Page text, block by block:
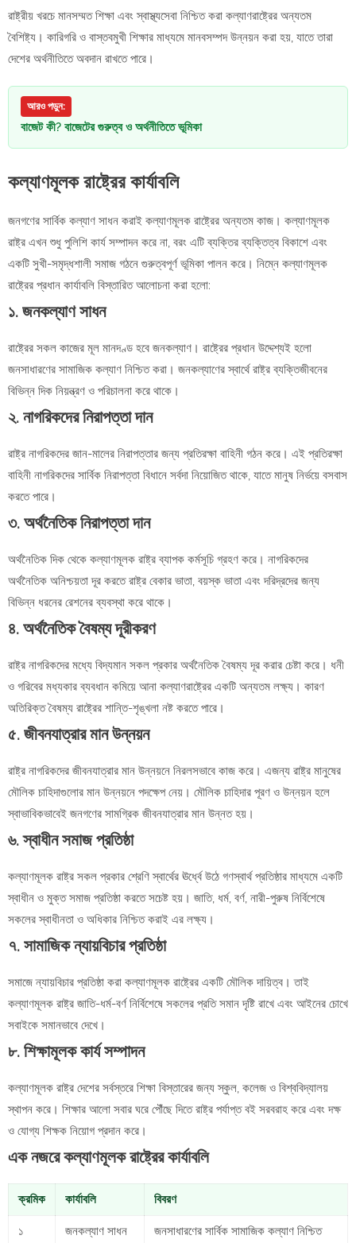
রাষ্ট্রীয় খরচে মানসম্মত শিক্ষা এবং স্বাস্থ্যসেবা নিশ্চিত করা কল্যাণরাষ্ট্রের অন্যতম
বৈশিষ্ট্য। কারিগরি ও বাস্তবমুখী শিক্ষার মাধ্যমে মানবসম্পদ উন্নয়ন করা হয়, যাতে তারা
দেশের অর্থনীতিতে অবদান রাখতে পারে।
আরও পড়ুন:
বাজেট কী? বাজেটের গুরুত্ব ও অর্থনীতিতে ভূমিকা
কল্যাণমূলক রাষ্ট্রের কার্যাবলি
জনগণের সার্বিক কল্যাণ সাধন করাই কল্যাণমূলক রাষ্ট্রের অন্যতম কাজ। কল্যাণমূলক
রাষ্ট্র এখন শুধু পুলিশি কার্য সম্পাদন করে না, বরং এটি ব্যক্তির ব্যক্তিত্ব বিকাশে এবং
একটি সুখী-সমৃদ্ধশালী সমাজ গঠনে গুরুত্বপূর্ণ ভূমিকা পালন করে। নিম্নে কল্যাণমূলক
রাষ্ট্রের প্রধান কার্যাবলি বিস্তারিত আলোচনা করা হলো:
১. জনকল্যাণ সাধন
রাষ্ট্রের সকল কাজের মূল মানদণ্ড হবে জনকল্যাণ। রাষ্ট্রের প্রধান উদ্দেশ্যই হলো
জনসাধারণের সামাজিক কল্যাণ নিশ্চিত করা। জনকল্যাণের স্বার্থে রাষ্ট্র ব্যক্তিজীবনের
বিভিন্ন দিক নিয়ন্ত্রণ ও পরিচালনা করে থাকে।
২. নাগরিকদের নিরাপত্তা দান
রাষ্ট্র নাগরিকদের জান-মালের নিরাপত্তার জন্য প্রতিরক্ষা বাহিনী গঠন করে। এই প্রতিরক্ষা
বাহিনী নাগরিকদের সার্বিক নিরাপত্তা বিধানে সর্বদা নিয়োজিত থাকে, যাতে মানুষ নির্ভয়ে বসবাস
করতে পারে।
৩. অর্থনৈতিক নিরাপত্তা দান
অর্থনৈতিক দিক থেকে কল্যাণমূলক রাষ্ট্র ব্যাপক কর্মসূচি গ্রহণ করে। নাগরিকদের
অর্থনৈতিক অনিশ্চয়তা দূর করতে রাষ্ট্র বেকার ভাতা, বয়স্ক ভাতা এবং দরিদ্রদের জন্য
বিভিন্ন ধরনের রেশনের ব্যবস্থা করে থাকে।
৪. অর্থনৈতিক বৈষম্য দূরীকরণ
রাষ্ট্র নাগরিকদের মধ্যে বিদ্যমান সকল প্রকার অর্থনৈতিক বৈষম্য দূর করার চেষ্টা করে। ধনী
ও গরিবের মধ্যকার ব্যবধান কমিয়ে আনা কল্যাণরাষ্ট্রের একটি অন্যতম লক্ষ্য। কারণ
অতিরিক্ত বৈষম্য রাষ্ট্রের শান্তি-শৃঙ্খলা নষ্ট করতে পারে।
৫. জীবনযাত্রার মান উন্নয়ন
রাষ্ট্র নাগরিকদের জীবনযাত্রার মান উন্নয়নে নিরলসভাবে কাজ করে। এজন্য রাষ্ট্র মানুষের
মৌলিক চাহিদাগুলোর মান উন্নয়নে পদক্ষেপ নেয়। মৌলিক চাহিদার পূরণ ও উন্নয়ন হলে
স্বাভাবিকভাবেই জনগণের সামগ্রিক জীবনযাত্রার মান উন্নত হয়।
৬. স্বাধীন সমাজ প্রতিষ্ঠা
কল্যাণমূলক রাষ্ট্র সকল প্রকার শ্রেণি স্বার্থের ঊর্ধ্বে উঠে গণস্বার্থ প্রতিষ্ঠার মাধ্যমে একটি
স্বাধীন ও মুক্ত সমাজ প্রতিষ্ঠা করতে সচেষ্ট হয়। জাতি, ধর্ম, বর্ণ, নারী-পুরুষ নির্বিশেষে
সকলের স্বাধীনতা ও অধিকার নিশ্চিত করাই এর লক্ষ্য।
৭. সামাজিক ন্যায়বিচার প্রতিষ্ঠা
সমাজে ন্যায়বিচার প্রতিষ্ঠা করা কল্যাণমূলক রাষ্ট্রের একটি মৌলিক দায়িত্ব। তাই
কল্যাণমূলক রাষ্ট্র জাতি-ধর্ম-বর্ণ নির্বিশেষে সকলের প্রতি সমান দৃষ্টি রাখে এবং আইনের চোখে
সবাইকে সমানভাবে দেখে।
৮. শিক্ষামূলক কার্য সম্পাদন
কল্যাণমূলক রাষ্ট্র দেশের সর্বস্তরে শিক্ষা বিস্তারের জন্য স্কুল, কলেজ ও বিশ্ববিদ্যালয়
স্থাপন করে। শিক্ষার আলো সবার ঘরে পৌঁছে দিতে রাষ্ট্র পর্যাপ্ত বই সরবরাহ করে এবং দক্ষ
ও যোগ্য শিক্ষক নিয়োগ প্রদান করে।
এক নজরে কল্যাণমূলক রাষ্ট্রের কার্যাবলি
ক্রমিক কার্যাবলি বিবরণ
১ জনকল্যাণ সাধন
জনসাধারণের সার্বিক সামাজিক কল্যাণ নিশ্চিত